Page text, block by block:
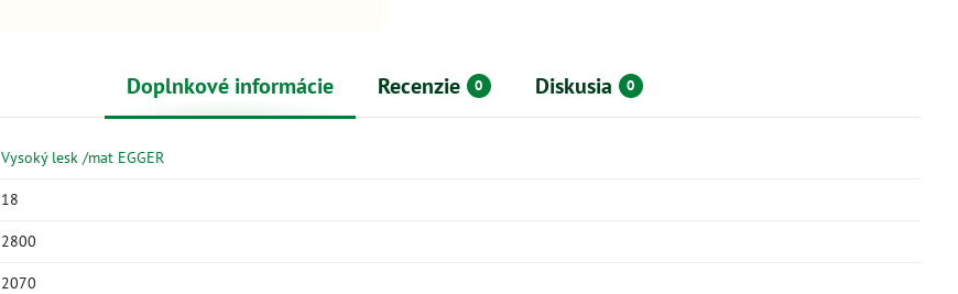
Doplnkové informácie Recenzie 0 Diskusia 0
Vysoký lesk /mat EGGER
18
2800
2070